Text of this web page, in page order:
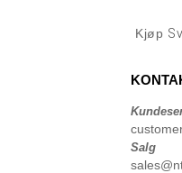
Kjøp
Salg